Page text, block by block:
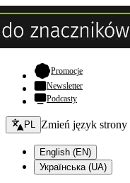
Promocje- otwiera się
Newsletter
Podcasty
Zmień język - bieżący:
PL Zmień język strony
English (EN)
Українська (UA)